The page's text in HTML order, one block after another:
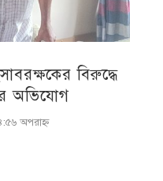
বিরুদ্ধে
অভিযোগ
অপরাহ্ণ